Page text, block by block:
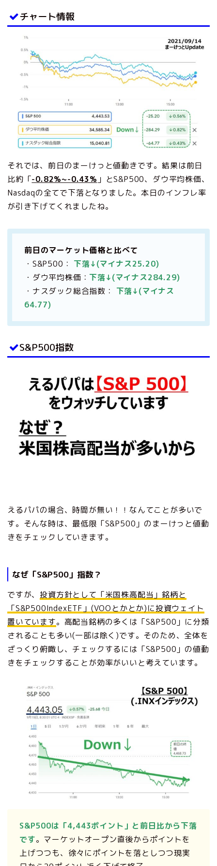
チャート情報
それでは、前日のまーけっと値動きです。結果は前日
比約「-0.82%~-0.43% 」とS&P500、ダウ平均株価、
Nasdaqの全てで下落となりました。本日のインフレ率
が引き下げてくれましたね。
前日のマーケット価格と比べて
・S&P500： 下落↓(マイナス25.20)
・ダウ平均株価： 下落↓(マイナス284.29)
・ナスダック総合指数： 下落↓(マイナス
64.77)
S&P500指数
えるパパの場合、時間が無い！！なんてことが多いで
す。そんな時は、最低限「S&P500」のまーけっと値動
きをチェックしていきます。
なぜ「S&P500」指数？
ですが、 投資方針として「米国株高配当」銘柄と
「S&P500IndexETF」(VOOとかとか)に投資ウェイト
置いています。高配当銘柄の多くは「S&P500」に分類
されることも多い(一部は除く)です。そのため、全体を
ざっくり俯瞰し、チェックするには「S&P500」の値動
きをチェックすることが効率がいいと考えています。
S&P500は「4,443ポイント」と前日比から下落
です。マーケットオープン直後からポイントを
上げつつも、徐々にポイントを落としつつ現実